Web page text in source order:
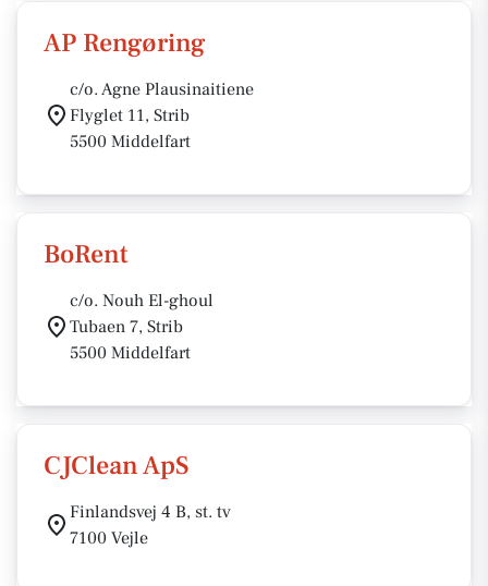
AP Rengøring
c/o. Agne Plausinaitiene
Flyglet 11, Strib
5500 Middelfart
BoRent
c/o. Nouh El-ghoul
Tubaen 7, Strib
5500 Middelfart
CJClean ApS
Finlandsvej 4 B, st. tv
7100 Vejle